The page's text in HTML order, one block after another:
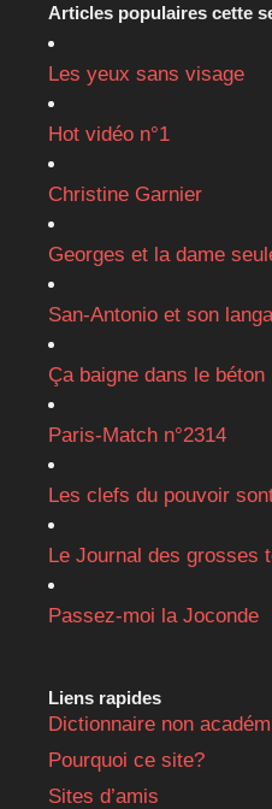
Articles populaires cette
Les yeux sans visage
Hot vidéo n°1
Christine Garnier
Georges et la dame
San-Antonio et son
Ça baigne dans le béton
Paris-Match n°2314
Les clefs du pouvoir
Le Journal des grosses
Passez-moi la Joconde
Liens rapides
Dictionnaire non
Pourquoi ce site?
Sites d’amis